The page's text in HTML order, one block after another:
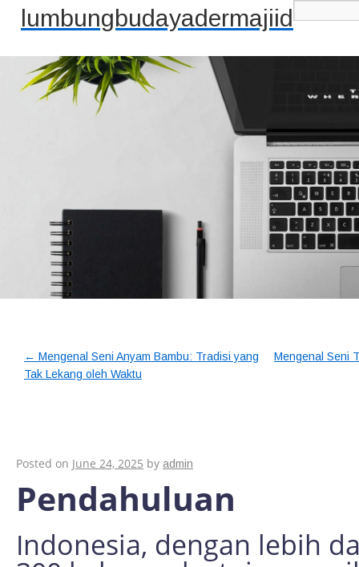
lumbungbudayadermajiid
← Mengenal Seni Anyam Bambu: Tradisi yang
Tak Lekang oleh Waktu
Mengenal Seni
Posted on June 24, 2025 by admin
Pendahuluan
Indonesia, dengan lebih